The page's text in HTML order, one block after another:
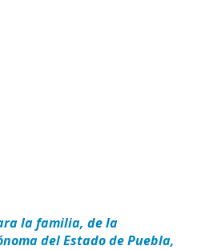
la familia, de la
del Estado de Puebla,